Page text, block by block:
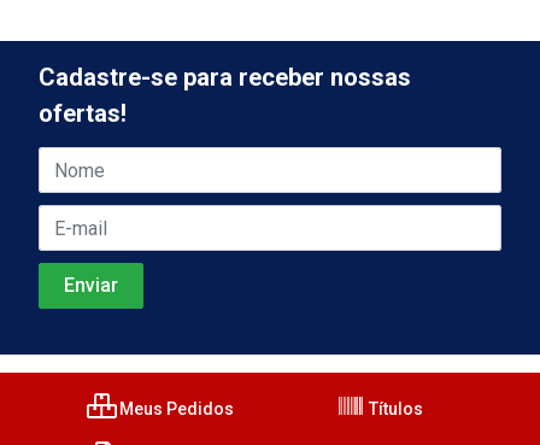
Cadastre-se para receber nossas
ofertas!
Meus Pedidos Títulos